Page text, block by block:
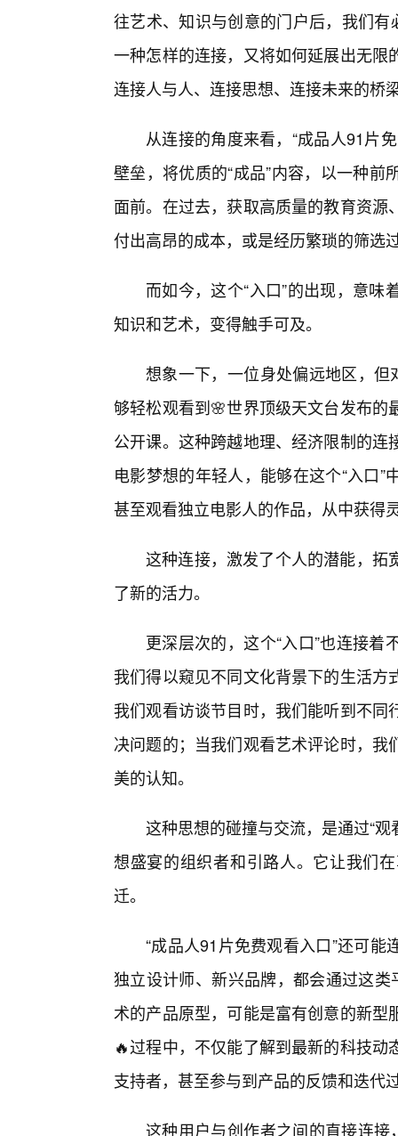
往艺术、知识与创意的门户后，我们
一种怎样的连接，又将如何延展出无
连接人与人、连接思想、连接未来的桥
从连接的角度来看，“成品人91片
壁垒，将优质的“成品”内容，以一种
面前。在过去，获取高质量的教育资
付出高昂的成本，或是经历繁琐的筛选
而如今，这个“入口”的出现，意
知识和艺术，变得触手可及。
想象一下，一位身处偏远地区，但
够轻松观看到🌸世界顶级天文台发布
公开课。这种跨越地理、经济限制的
电影梦想的年轻人，能够在这个“入口
甚至观看独立电影人的作品，从中获得
这种连接，激发了个人的潜能，拓
了新的活力。
更深层次的，这个“入口”也连接
我们得以窥见不同文化背景下的生活
我们观看访谈节目时，我们能听到不
决问题的；当我们观看艺术评论时，
美的认知。
这种思想的碰撞与交流，是通过“
想盛宴的组织者和引路人。它让我们
迁。
“成品人91片免费观看入口”还可
独立设计师、新兴品牌，都会通过这
术的产品原型，可能是富有创意的新
🔥过程中，不仅能了解到最新的科技
支持者，甚至参与到产品的反馈和迭代
这种用户与创作者之间的直接连接